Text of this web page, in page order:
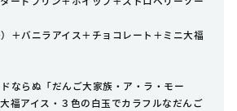
＋バニラアイス＋チョコレート＋ミニ大福
ならぬ「だんご大家族・ア・ラ・モー
福アイス・３色の白玉でカラフルなだんご